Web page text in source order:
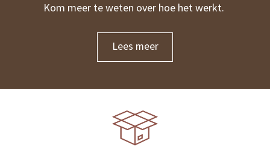
Kom meer te weten over hoe het werkt.
Lees meer